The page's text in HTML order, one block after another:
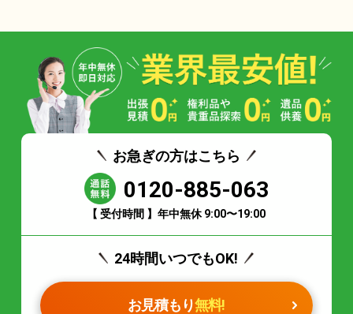
お急ぎの方はこちら
0120-885-063
【 受付時間 】年中無休 9:00〜19:00
24時間いつでもOK!
お見積もり無料!